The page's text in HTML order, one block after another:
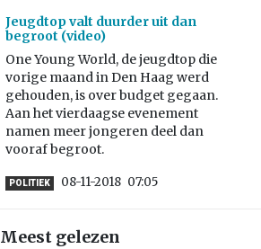
Jeugdtop valt duurder uit dan
begroot (video)
One Young World, de jeugdtop die
vorige maand in Den Haag werd
gehouden, is over budget gegaan.
Aan het vierdaagse evenement
namen meer jongeren deel dan
vooraf begroot.
POLITIEK 08-11-2018 07:05
Meest gelezen